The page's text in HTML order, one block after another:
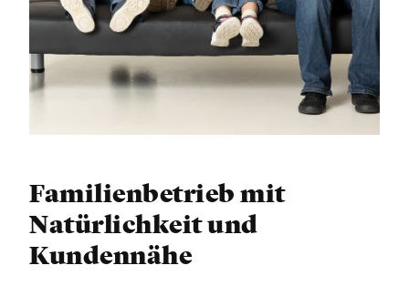
Familienbetrieb mit
Natürlichkeit und
Kundennähe